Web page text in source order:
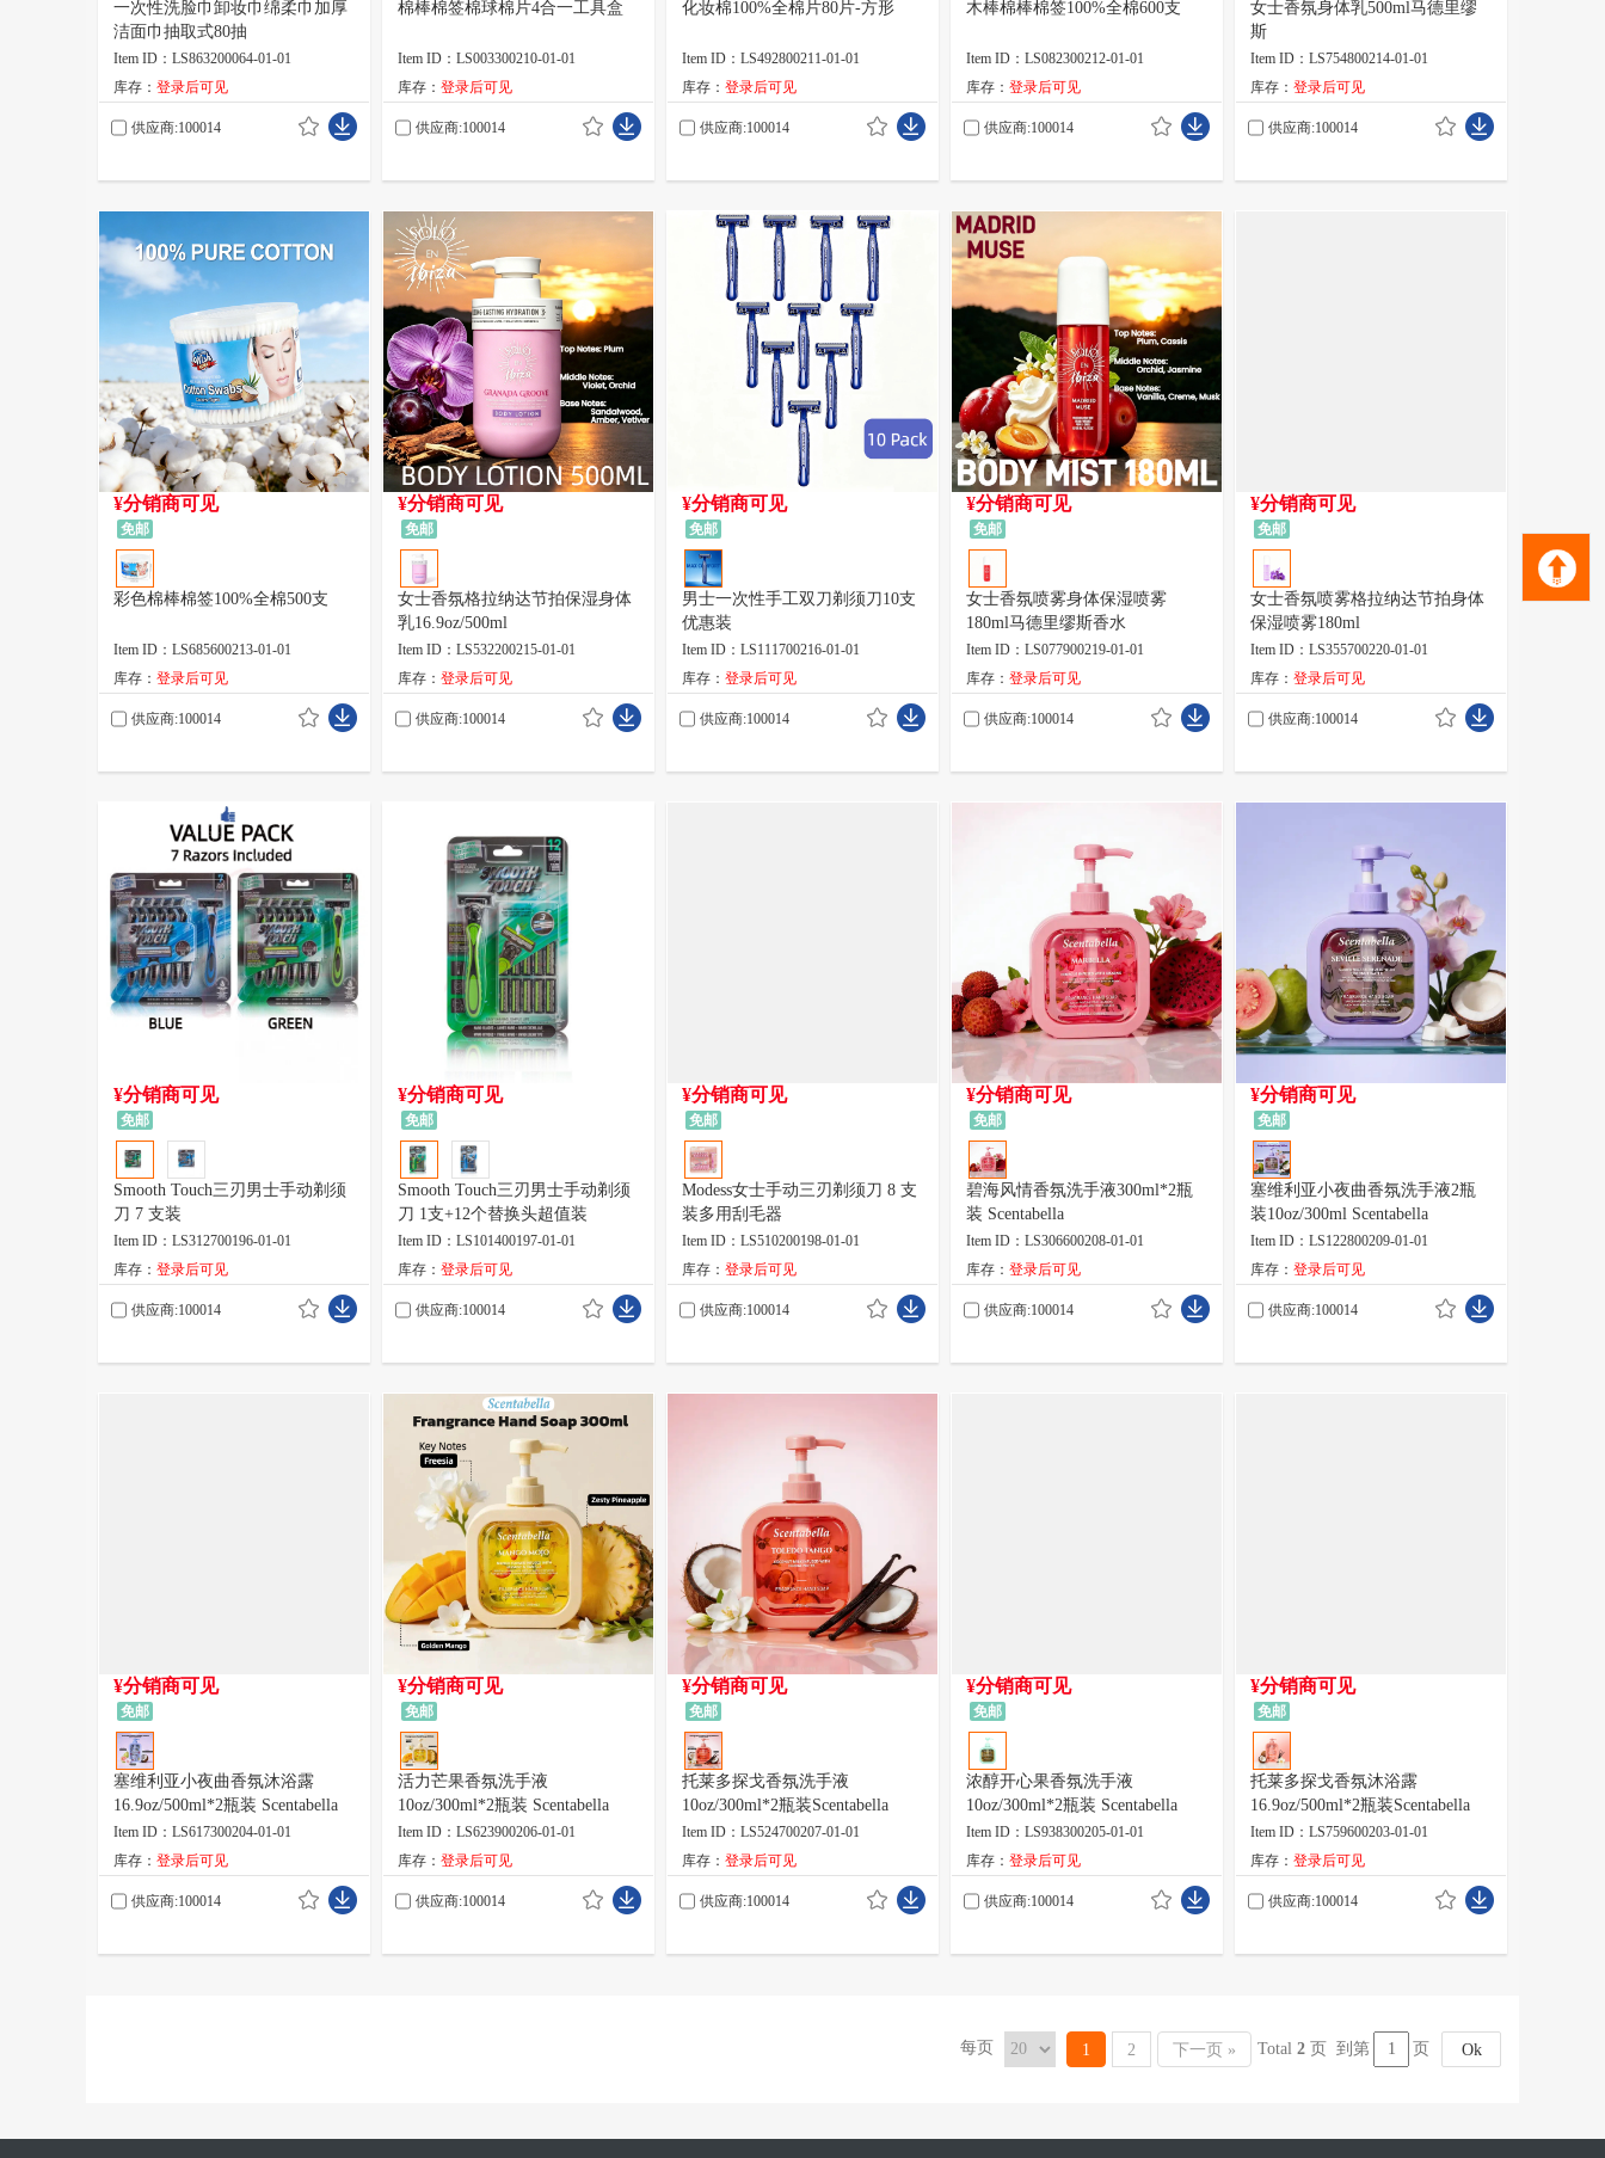
一次性洗脸巾卸妆巾绵柔巾加厚
洁面巾抽取式80抽
Item ID：LS863200064-01-01
库存： 登录后可见
供应商:100014
棉棒棉签棉球棉片4合一工具盒
Item ID：LS003300210-01-01
库存： 登录后可见
供应商:100014
化妆棉100%全棉片80片-方形
Item ID：LS492800211-01-01
库存： 登录后可见
供应商:100014
木棒棉棒棉签100%全棉600支
Item ID：LS082300212-01-01
库存： 登录后可见
供应商:100014
女士香氛身体乳500ml马德里缪
斯
Item ID：LS754800214-01-01
库存： 登录后可见
供应商:100014
¥分销商可见
免邮
彩色棉棒棉签100%全棉500支
Item ID：LS685600213-01-01
库存： 登录后可见
供应商:100014
¥分销商可见
免邮
女士香氛格拉纳达节拍保湿身体
乳16.9oz/500ml
Item ID：LS532200215-01-01
库存： 登录后可见
供应商:100014
¥分销商可见
免邮
男士一次性手工双刀剃须刀10支
优惠装
Item ID：LS111700216-01-01
库存： 登录后可见
供应商:100014
¥分销商可见
免邮
女士香氛喷雾身体保湿喷雾
180ml马德里缪斯香水
Item ID：LS077900219-01-01
库存： 登录后可见
供应商:100014
¥分销商可见
免邮
女士香氛喷雾格拉纳达节拍身体
保湿喷雾180ml
Item ID：LS355700220-01-01
库存： 登录后可见
供应商:100014
¥分销商可见
免邮
‎Smooth Touch三刃男士手动剃须
刀 7 支装
Item ID：LS312700196-01-01
库存： 登录后可见
供应商:100014
¥分销商可见
免邮
Smooth Touch三刃男士手动剃须
刀 1支+12个替换头超值装
Item ID：LS101400197-01-01
库存： 登录后可见
供应商:100014
¥分销商可见
免邮
Modess女士手动三刃剃须刀 8 支
装多用刮毛器
Item ID：LS510200198-01-01
库存： 登录后可见
供应商:100014
¥分销商可见
免邮
碧海风情香氛洗手液300ml*2瓶
装 Scentabella
Item ID：LS306600208-01-01
库存： 登录后可见
供应商:100014
¥分销商可见
免邮
塞维利亚小夜曲香氛洗手液2瓶
装10oz/300ml Scentabella
Item ID：LS122800209-01-01
库存： 登录后可见
供应商:100014
¥分销商可见
免邮
塞维利亚小夜曲香氛沐浴露
16.9oz/500ml*2瓶装 Scentabella
Item ID：LS617300204-01-01
库存： 登录后可见
供应商:100014
¥分销商可见
免邮
活力芒果香氛洗手液
10oz/300ml*2瓶装 Scentabella
Item ID：LS623900206-01-01
库存： 登录后可见
供应商:100014
¥分销商可见
免邮
托莱多探戈香氛洗手液
10oz/300ml*2瓶装Scentabella
Item ID：LS524700207-01-01
库存： 登录后可见
供应商:100014
¥分销商可见
免邮
浓醇开心果香氛洗手液
10oz/300ml*2瓶装 Scentabella
Item ID：LS938300205-01-01
库存： 登录后可见
供应商:100014
¥分销商可见
免邮
托莱多探戈香氛沐浴露
16.9oz/500ml*2瓶装Scentabella
Item ID：LS759600203-01-01
库存： 登录后可见
供应商:100014
每页 1 2 下一页 » Total 2 页 到第 页 Ok